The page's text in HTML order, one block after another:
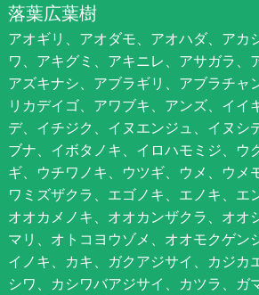
落葉広葉樹
アオギリ、アオダモ、アオハダ、アカ
ワ、アキグミ、アキニレ、アサガラ、
アズキナシ、アブラギリ、アブラチャ
リカデイゴ、アワブキ、アンズ、イイ
デ、イチジク、イヌエンジュ、イヌシ
ブナ、イボタノキ、イロハモミジ、ウ
ギ、ウチワノキ、ウツギ、ウメ、ウメ
ワミズザクラ、エゴノキ、エノキ、エ
オオカメノキ、オオカンザクラ、オオ
マリ、オトコヨウゾメ、オオモクゲン
イノキ、カキ、ガクアジサイ、カジカ
シワ、カシワバアジサイ、カツラ、ガ